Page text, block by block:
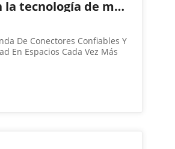
Avances y tendencias de seguridad en la tecnología de mazos de conectores para vehículos eléctricos de nueva energía
De Conectores Confiables Y
En Espacios Cada Vez Más